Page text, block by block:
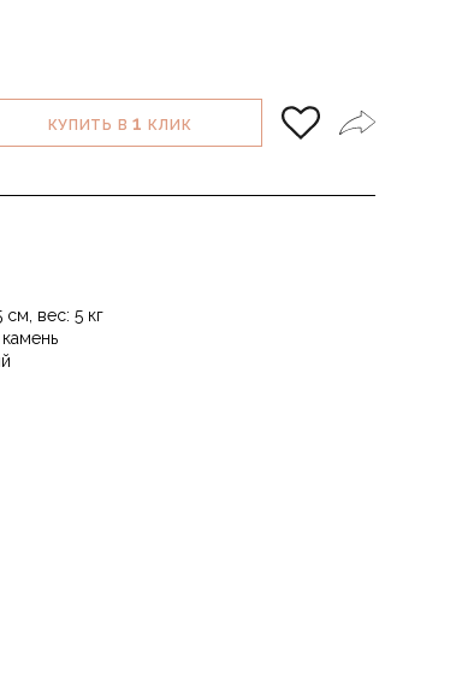
КУПИТЬ В1 КЛИК
вес: 5 кг